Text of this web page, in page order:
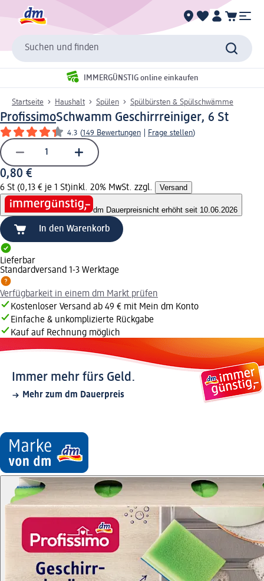
Suchen und finden
IMMERGÜNSTIG online einkaufen
Startseite Haushalt Spülen Spülbürsten & Spülschwämme
ProfissimoSchwamm Geschirrreiniger, 6 St
4.3 (149 Bewertungen Frage stellen)
0,80 €
6 St (0,13 € je 1 St)inkl. 20% MwSt. zzgl. Versand
dm Dauerpreisnicht erhöht seit 10.06.2026
In den Warenkorb
Lieferbar
Standardversand 1-3 Werktage
Verfügbarkeit in einem dm Markt prüfen
Kostenloser Versand ab 49 € mit Mein dm Konto
Einfache & unkomplizierte Rückgabe
Kauf auf Rechnung möglich
Immer mehr fürs Geld.
Mehr zum dm Dauerpreis